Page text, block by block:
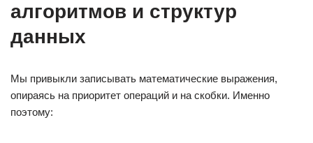
алгоритмов и структур
данных
Мы привыкли записывать математические выражения,
опираясь на приоритет операций и на скобки. Именно
поэтому: